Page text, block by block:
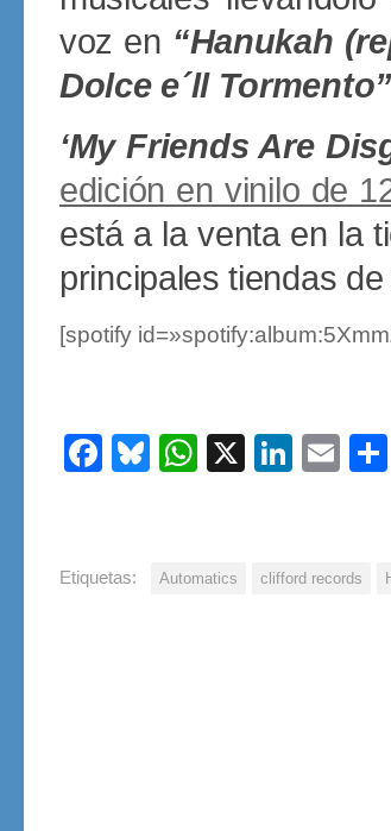
voz en “Hanukah
Dolce e´ll Tormento”
‘My Friends Are
edición en vinilo de
está a la venta en la
principales tiendas
[spotify
Facebook
Bluesky
WhatsApp
X
Etiquetas: Automatics clifford records